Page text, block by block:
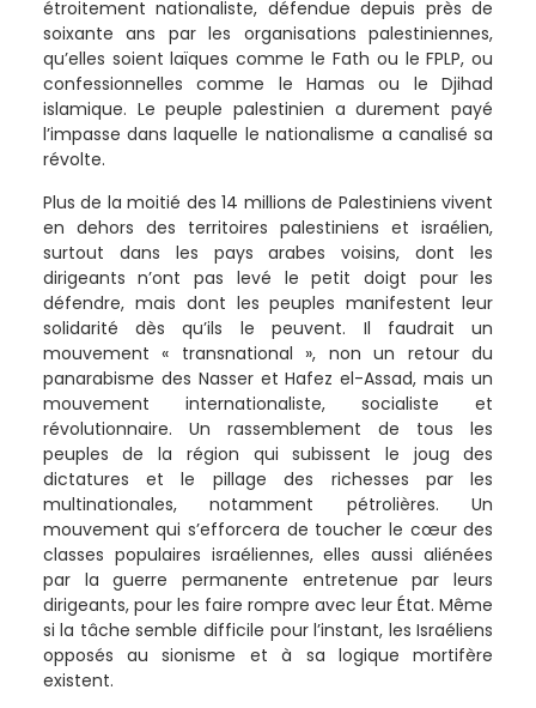
étroitement nationaliste, défendue depuis près de
soixante ans par les organisations palestiniennes,
qu’elles soient laïques comme le Fath ou le FPLP, ou
confessionnelles comme le Hamas ou le Djihad
islamique. Le peuple palestinien a durement payé
l’impasse dans laquelle le nationalisme a canalisé sa
révolte.
Plus de la moitié des 14 millions de Palestiniens vivent
en dehors des territoires palestiniens et israélien,
surtout dans les pays arabes voisins, dont les
dirigeants n’ont pas levé le petit doigt pour les
défendre, mais dont les peuples manifestent leur
solidarité dès qu’ils le peuvent. Il faudrait un
mouvement « transnational », non un retour du
panarabisme des Nasser et Hafez el-Assad, mais un
mouvement internationaliste, socialiste et
révolutionnaire. Un rassemblement de tous les
peuples de la région qui subissent le joug des
dictatures et le pillage des richesses par les
multinationales, notamment pétrolières. Un
mouvement qui s’efforcera de toucher le cœur des
classes populaires israéliennes, elles aussi aliénées
par la guerre permanente entretenue par leurs
dirigeants, pour les faire rompre avec leur État. Même
si la tâche semble difficile pour l’instant, les Israéliens
opposés au sionisme et à sa logique mortifère
existent.